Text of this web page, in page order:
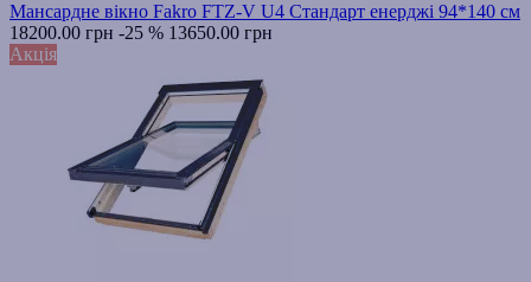
Мансардне вікно Fakro FTZ-V U4 Стандарт енерджі 94*140 см
18200.00 грн -25 % 13650.00 грн
Акція